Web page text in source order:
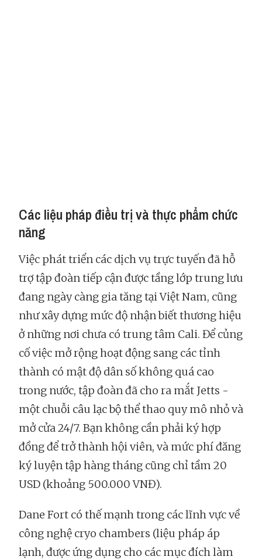
Các liệu pháp điều trị và thực phẩm chức
năng
Việc phát triển các dịch vụ trực tuyến đã hỗ
trợ tập đoàn tiếp cận được tầng lớp trung lưu
đang ngày càng gia tăng tại Việt Nam, cũng
như xây dựng mức độ nhận biết thương hiệu
ở những nơi chưa có trung tâm Cali. Để củng
cố việc mở rộng hoạt động sang các tỉnh
thành có mật độ dân số không quá cao
trong nước, tập đoàn đã cho ra mắt Jetts -
một chuỗi câu lạc bộ thể thao quy mô nhỏ và
mở cửa 24/7. Bạn không cần phải ký hợp
đồng để trở thành hội viên, và mức phí đăng
ký luyện tập hàng tháng cũng chỉ tầm 20
USD (khoảng 500.000 VNĐ).
Dane Fort có thế mạnh trong các lĩnh vực về
công nghệ cryo chambers (liệu pháp áp
lạnh, được ứng dụng cho các mục đích làm